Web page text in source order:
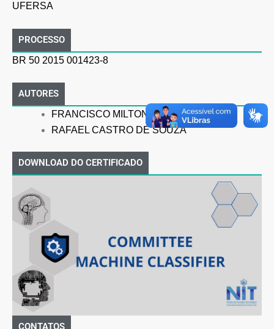
UFERSA
PROCESSO
BR 50 2015 001423-8
AUTORES
FRANCISCO MILTON MENDES NETO
RAFAEL CASTRO DE SOUZA
DOWNLOAD DO CERTIFICADO
CONTATOS